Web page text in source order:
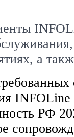
а
INFOLine
РФ